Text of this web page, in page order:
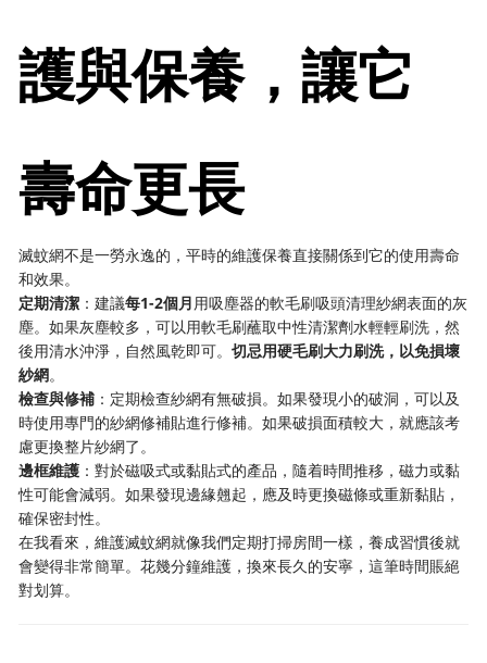
護與保養，讓它
壽命更長
滅蚊網不是一勞永逸的，平時的維護保養直接關係到它的使用壽命
和效果。
定期清潔 ：建議每1-2個月用吸塵器的軟毛刷吸頭清理紗網表面的灰
塵。如果灰塵較多，可以用軟毛刷蘸取中性清潔劑水輕輕刷洗，然
後用清水沖淨，自然風乾即可。切忌用硬毛刷大力刷洗，以免損壞
紗網。
檢查與修補 ：定期檢查紗網有無破損。如果發現小的破洞，可以及
時使用專門的紗網修補貼進行修補。如果破損面積較大，就應該考
慮更換整片紗網了。
邊框維護 ：對於磁吸式或黏貼式的產品，隨着時間推移，磁力或黏
性可能會減弱。如果發現邊緣翹起，應及時更換磁條或重新黏貼，
確保密封性。
在我看來，維護滅蚊網就像我們定期打掃房間一樣，養成習慣後就
會變得非常簡單。花幾分鐘維護，換來長久的安寧，這筆時間賬絕
對划算。